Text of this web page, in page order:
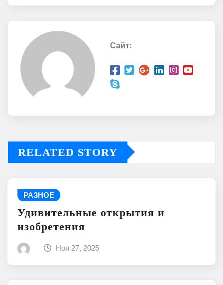
Сайт:
RELATED STORY
РАЗНОЕ
Удивительные открытия и
изобретения
Ноя 27, 2025